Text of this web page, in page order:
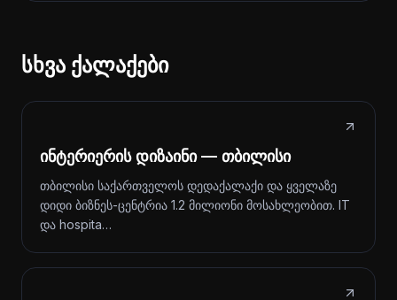
სხვა ქალაქები
ინტერიერის დიზაინი — თბილისი
თბილისი საქართველოს დედაქალაქი და ყველაზე
დიდი ბიზნეს-ცენტრია 1.2 მილიონი მოსახლეობით. IT
და hospita…